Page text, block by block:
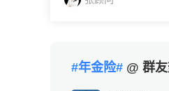
按期交纳保险费，保险
#年金险# @ 群